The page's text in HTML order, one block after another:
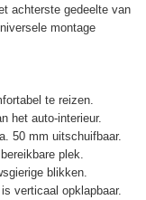
achterste gedeelte van
montage
te reizen.
het auto-interieur.
50 mm uitschuifbaar.
plek.
blikken.
verticaal opklapbaar.